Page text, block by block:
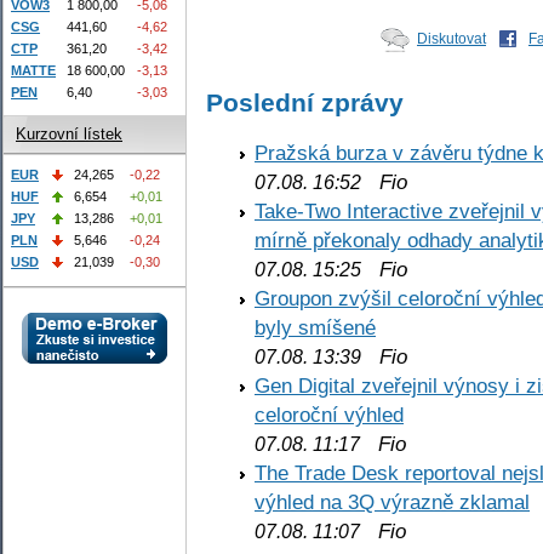
Diskutovat
Poslední zprávy
Pražská burza v závěru týdne
07.08. 16:52 Fio
Take-Two Interactive zveřejnil
mírně překonaly odhady
07.08. 15:25 Fio
Groupon zvýšil celoroční
byly smíšené
07.08. 13:39 Fio
Gen Digital zveřejnil výnosy i
celoroční výhled
07.08. 11:17Fio
The Trade Desk reportoval
výhled na 3Q výrazně zklamal
07.08. 11:07Fio
VOW3 1 800,00
-5,06
CSG
441,60
-4,62
CTP
361,20
-3,42
MATTE
18 600,00
-3,13
PEN
6,40 -3,03
Kurzovní lístek
EUR 24,265
-0,22
HUF
6,654
+0,01
JPY
13,286
+0,01
PLN
5,646
-0,24
USD
21,039 -0,30